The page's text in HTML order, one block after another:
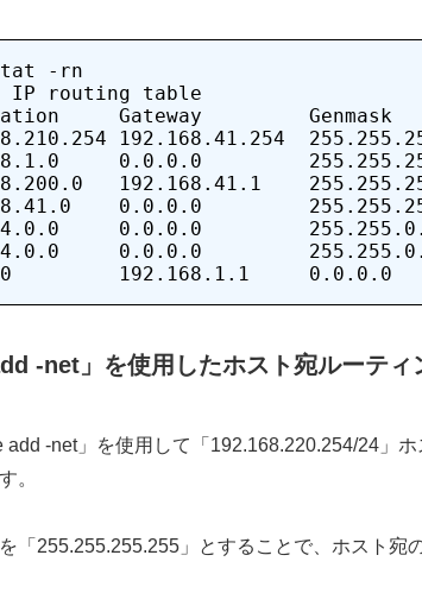
-rn
IP routing table
Gateway         Genmask
192.168.41.254
0.0.0.0
192.168.41.1
0.0.0.0
0.0.0.0
0.0.0.0
-net」を使用したホスト宛ルーティ
add -net」を使用して「192.168.220.254/24」
。
「255.255.255.255」とすることで、ホスト宛